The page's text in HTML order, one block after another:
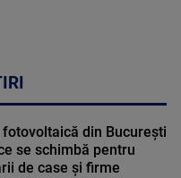
fotovoltaică din București
se schimbă pentru
de case și firme